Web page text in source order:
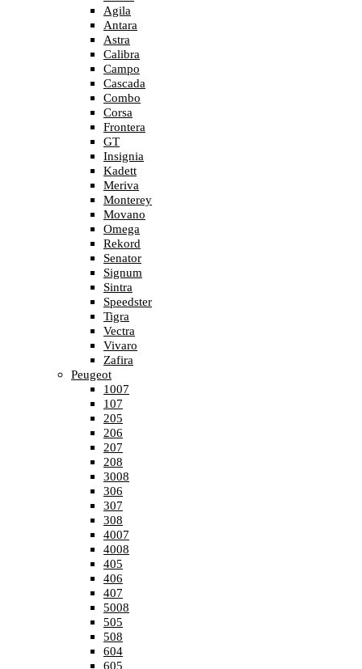
Agila
Antara
Astra
Calibra
Campo
Cascada
Combo
Corsa
Frontera
GT
Insignia
Kadett
Meriva
Monterey
Movano
Omega
Rekord
Senator
Signum
Sintra
Speedster
Tigra
Vectra
Vivaro
Zafira
Peugeot
1007
107
205
206
207
208
3008
306
307
308
4007
4008
405
406
407
5008
505
508
604
605